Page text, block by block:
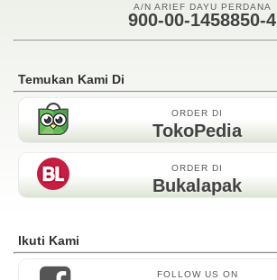
A/N ARIEF DAYU PERDANA
900-00-1458850-4
Temukan Kami Di
ORDER DI
TokoPedia
ORDER DI
Bukalapak
Ikuti Kami
FOLLOW US ON